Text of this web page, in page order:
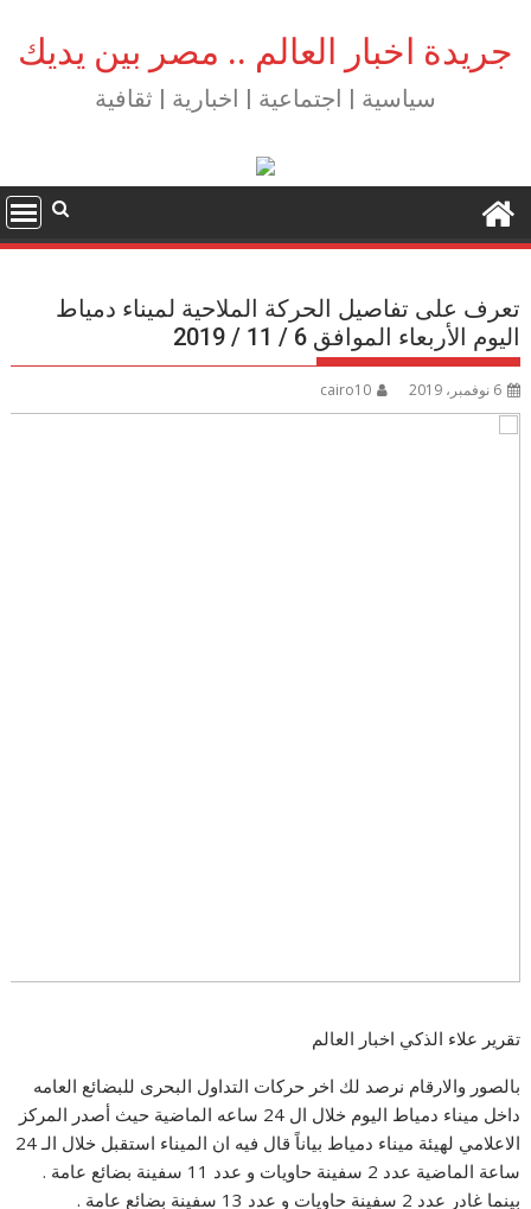
content
جريدة اخبار العالم .. مصر بين يديك
سياسية | اجتماعية | اخبارية | ثقافية
تعرف على تفاصيل الحركة الملاحية لميناء دمياط
اليوم الأربعاء الموافق 6 / 11 / 2019
6 نوفمبر، 2019 cairo10
تقرير علاء الذكي اخبار العالم
بالصور والارقام نرصد لك اخر حركات التداول البحرى للبضائع العامه
داخل ميناء دمياط اليوم خلال ال 24 ساعه الماضية حيث أصدر المركز
الاعلامي لهيئة ميناء دمياط بياناً قال فيه ان الميناء استقبل خلال الـ 24
ساعة الماضية عدد 2 سفينة حاويات و عدد 11 سفينة بضائع عامة .
بينما غادر عدد 2 سفينة حاويات و عدد 13 سفينة بضائع عامة .